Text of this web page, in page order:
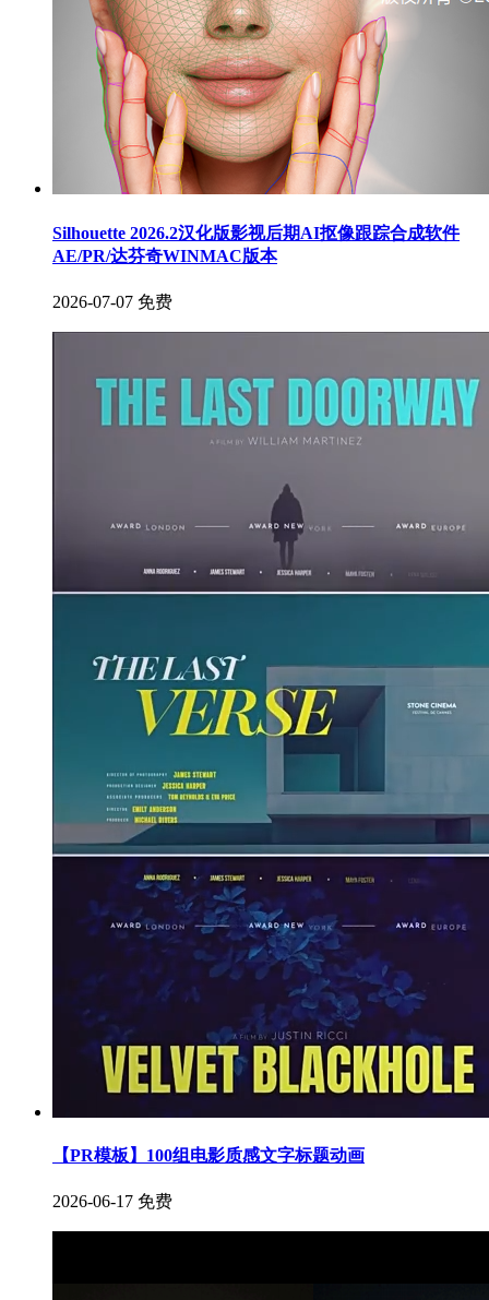
Silhouette 2026.2汉化版影视后期AI抠像跟踪合成软件
AE/PR/达芬奇WINMAC版本
2026-07-07 免费
【PR模板】100组电影质感文字标题动画
2026-06-17 免费